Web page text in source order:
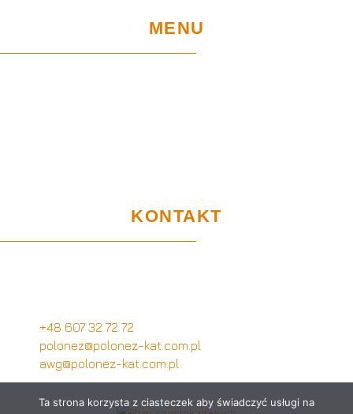
MENU
KONTAKT
+48 607 32 72 72
polonez@polonez-kat.com.pl
awg@polonez-kat.com.pl
Ta strona korzysta z ciasteczek aby świadczyć usługi na